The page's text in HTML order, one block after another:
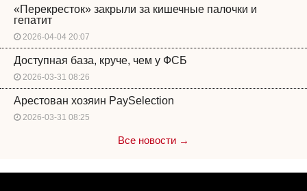
«Перекресток» закрыли за кишечные палочки и
гепатит
2026-04-04 20:07
Доступная база, круче, чем у ФСБ
2026-03-31 08:26
Арестован хозяин PaySelection
2026-03-31 08:25
Все новости →